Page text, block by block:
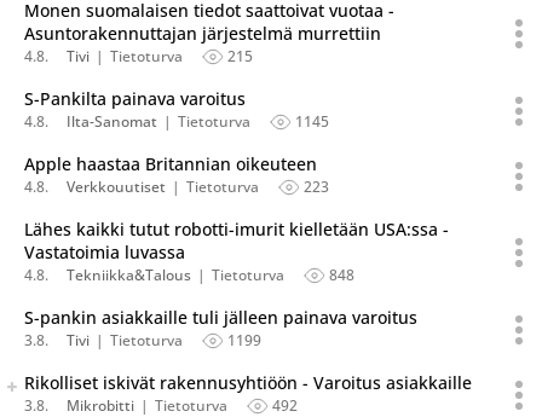
Monen suomalaisen tiedot saattoivat vuotaa -
Asuntorakennuttajan järjestelmä murrettiin
4.8. Tivi Tietoturva 215
S-Pankilta painava varoitus
4.8. Ilta-Sanomat Tietoturva 1145
Apple haastaa Britannian oikeuteen
4.8. Verkkouutiset Tietoturva 223
Lähes kaikki tutut robotti-imurit kielletään USA:ssa -
Vastatoimia luvassa
4.8. Tekniikka&Talous Tietoturva 848
S-pankin asiakkaille tuli jälleen painava varoitus
3.8. Tivi Tietoturva 1199
Seuraava uutinen on julkaistu useassa eri lähteessä.
Listaa uutisen kaikki versiot
Rikolliset iskivät rakennusyhtiöön - Varoitus asiakkaille
3.8. Mikrobitti Tietoturva 492